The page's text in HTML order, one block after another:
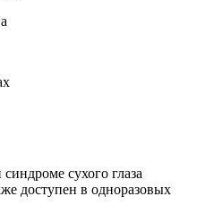
сухого глаза
доступен в одноразовых